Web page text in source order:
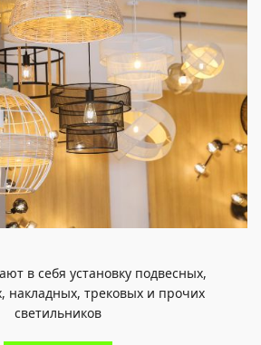
в себя установку подвесных,
накладных, трековых и прочих
светильников